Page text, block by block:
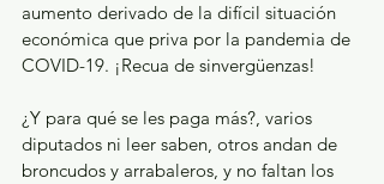
aumento derivado de la difícil situación
económica que priva por la pandemia de
COVID-19. ¡Recua de sinvergüenzas!
¿Y para qué se les paga más?, varios
diputados ni leer saben, otros andan de
broncudos y arrabaleros, y no faltan los